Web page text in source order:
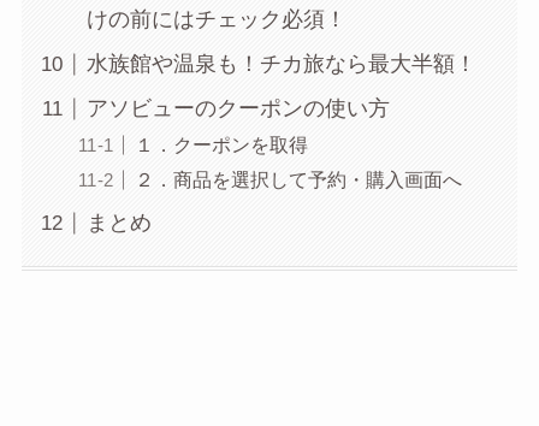
けの前にはチェック必須！
水族館や温泉も！チカ旅なら最大半額！
アソビューのクーポンの使い方
１．クーポンを取得
２．商品を選択して予約・購入画面へ
まとめ